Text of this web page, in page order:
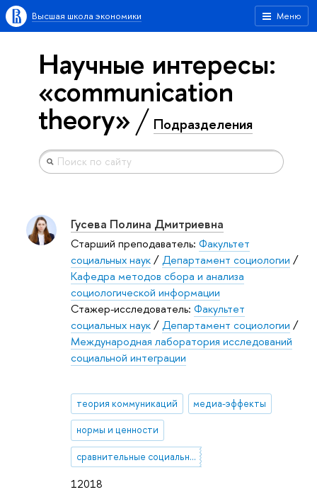
Меню
Высшая школа экономики
Научные интересы:
«communication
theory» Подразделения
12018
Гусева Полина Дмитриевна
Старший преподаватель: Факультет
социальных наук/Департамент социологии /
Кафедра методов сбора и анализа
социологической информации
Стажер-исследователь: Факультет
социальных наук/Департамент социологии /
Международная лаборатория исследований
социальной интеграции
теория коммуникаций медиа-эффекты
нормы и ценности
сравнительные социальные исследования